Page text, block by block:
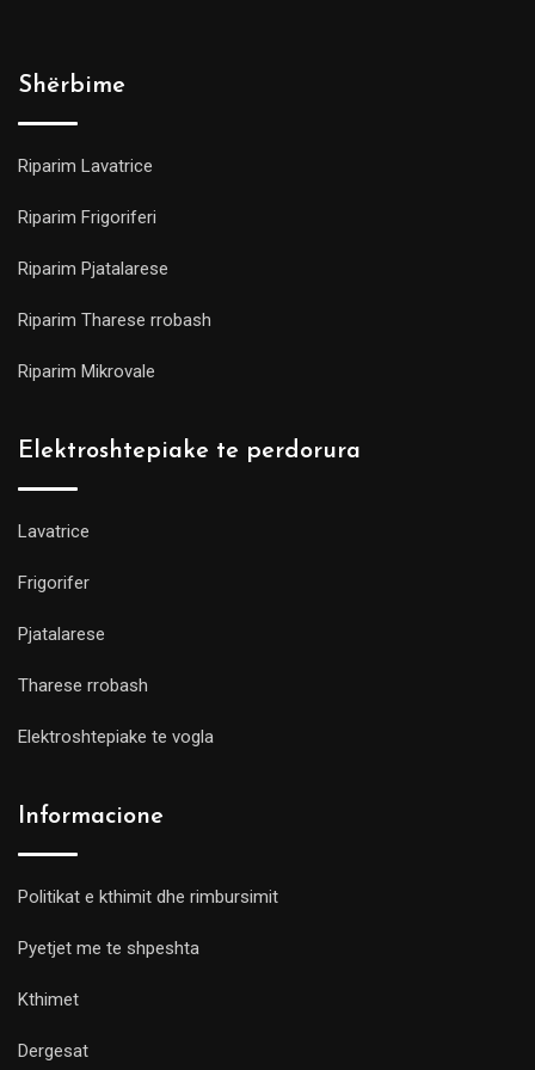
Shërbime
Riparim Lavatrice
Riparim Frigoriferi
Riparim Pjatalarese
Riparim Tharese rrobash
Riparim Mikrovale
Elektroshtepiake te perdorura
Lavatrice
Frigorifer
Pjatalarese
Tharese rrobash
Elektroshtepiake te vogla
Informacione
Politikat e kthimit dhe rimbursimit
Pyetjet me te shpeshta
Kthimet
Dergesat